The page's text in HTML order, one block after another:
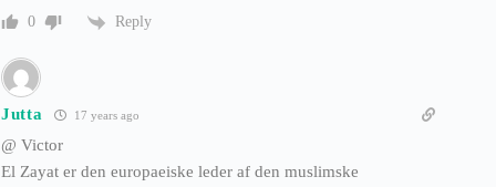
0 Reply
Jutta 17 years ago
@ Victor
El Zayat er den europaeiske leder af den muslimske